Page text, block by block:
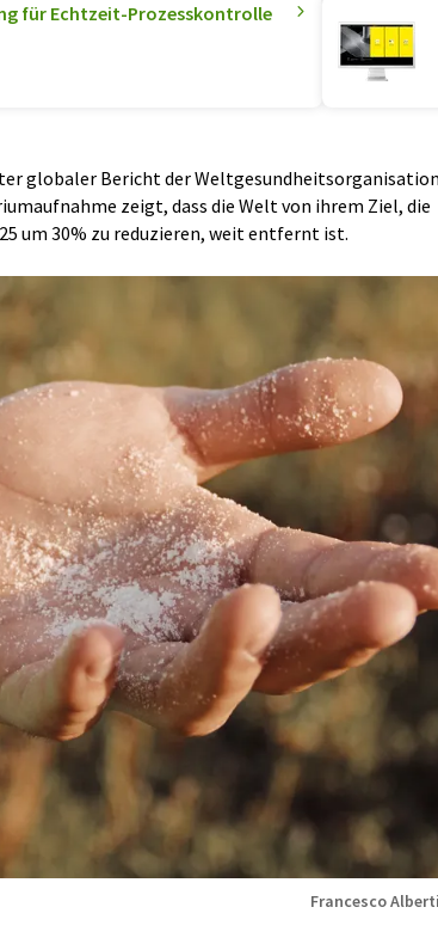
für Echtzeit-Prozesskontrolle
globaler Bericht der
zeigt, dass die Welt von ihrem Ziel, die
um 30% zu reduzieren, weit entfernt ist.
Francesco